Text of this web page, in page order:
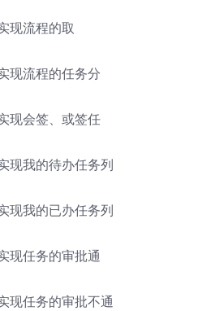
现流程的取
流程的任务分
会签、或签任
我的待办任务列
我的已办任务列
任务的审批通
任务的审批不通